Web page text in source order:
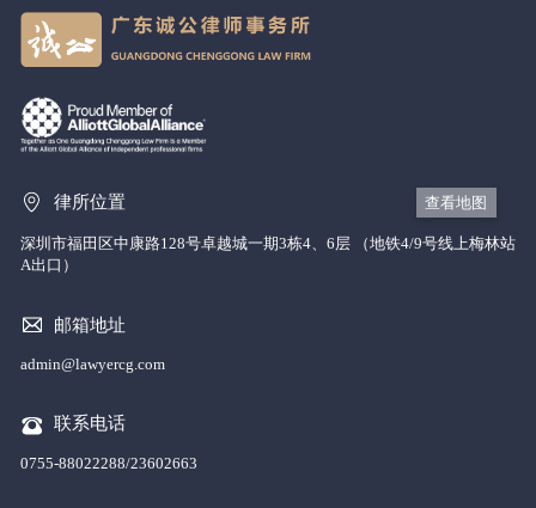
律所位置 查看地图
深圳市福田区中康路128号卓越城一期3栋4、6层 （地铁4/9号线上梅林站
A出口）
邮箱地址
admin@lawyercg.com
联系电话
0755-88022288/23602663